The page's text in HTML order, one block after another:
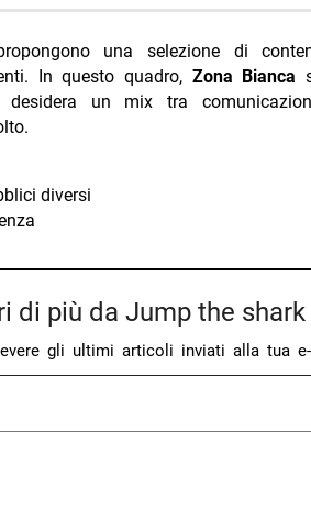
una selezione di
In questo quadro, Zona Bianca
un mix tra
diversi
di più da Jump the shark
gli ultimi articoli inviati alla tua